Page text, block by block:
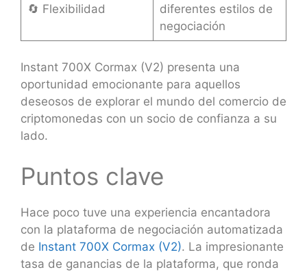
🔄 Flexibilidad
diferentes estilos de
negociación
Instant 700X Cormax (V2) presenta una
oportunidad emocionante para aquellos
deseosos de explorar el mundo del comercio de
criptomonedas con un socio de confianza a su
lado.
Puntos clave
Hace poco tuve una experiencia encantadora
con la plataforma de negociación automatizada
de Instant 700X Cormax (V2). La impresionante
tasa de ganancias de la plataforma, que ronda